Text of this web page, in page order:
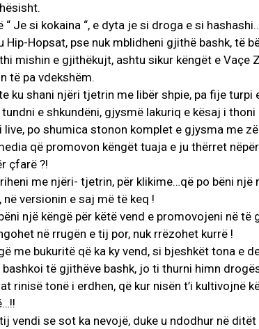
“ Je si kokaina “, e dyta je si droga e si
Hip-Hopsat, pse nuk mblidheni gjithë bashk, të
mishin e gjithëkujt, ashtu sikur këngët e Vaçe
të pa vdekshëm.
ku shani njëri tjetrin me libër shpie, pa fije turpi
tundni e shkundëni, gjysmë lakuriq e kësaj i thoni
live, po shumica stonon komplet e gjysma me
që promovon këngët tuaja e ju thërret
çfarë ?!
me njëri- tjetrin, për klikime…që po bëni një
në versionin e saj më të keq !
një këngë për këtë vend e promovojeni në
në rrugën e tij por, nuk rrëzohet kurrë !
me bukuritë që ka ky vend, si bjeshkët tona e
bashkoi të gjithëve bashk, jo ti thurni himn
rinisë tonë i erdhen, që kur nisën t’i kultivojnë
vendi se sot ka nevojë, duke u ndodhur në